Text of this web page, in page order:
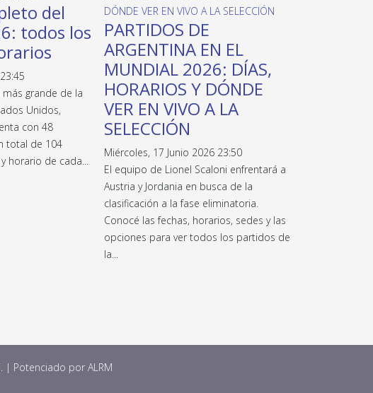
del
todos los
más grande de la
Unidos,
con 48
total de 104
horario de cada...
PARTIDOS DE
ARGENTINA EN EL
MUNDIAL 2026: DÍAS,
HORARIOS Y DÓNDE
VER EN VIVO A LA
SELECCIÓN
Miércoles, 17 Junio 2026 23:50
El equipo de Lionel Scaloni enfrentará a
Austria y Jordania en busca de la
clasificación a la fase eliminatoria.
Conocé las fechas, horarios, sedes y las
opciones para ver todos los partidos de
la...
| Potenciado por ALRM